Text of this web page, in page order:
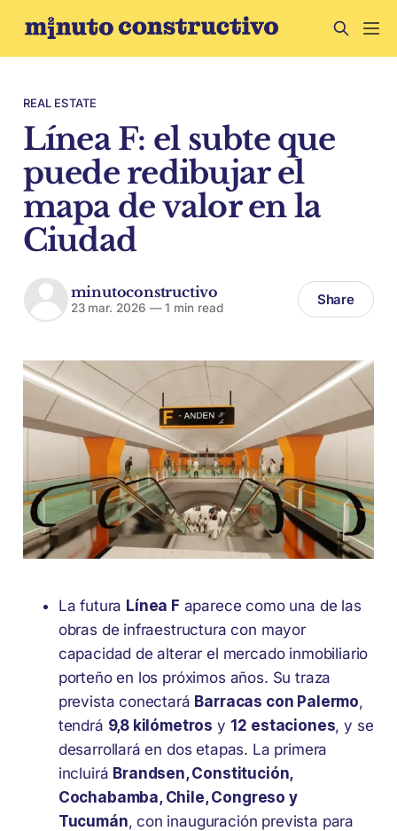
REAL ESTATE
Línea F: el subte que
puede redibujar el
mapa de valor en la
Ciudad
minutoconstructivo
23 mar. 2026 —1 min read Share
La futura Línea F aparece como una de las
obras de infraestructura con mayor
capacidad de alterar el mercado inmobiliario
porteño en los próximos años. Su traza
prevista conectará Barracas con Palermo,
tendrá 9,8 kilómetros y 12 estaciones, y se
desarrollará en dos etapas. La primera
incluirá Brandsen, Constitución,
Cochabamba, Chile, Congreso y
Tucumán, con inauguración prevista para